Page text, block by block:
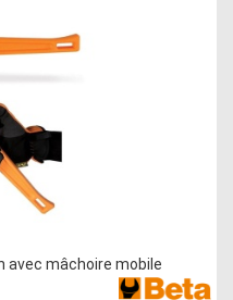
avec mâchoire mobile